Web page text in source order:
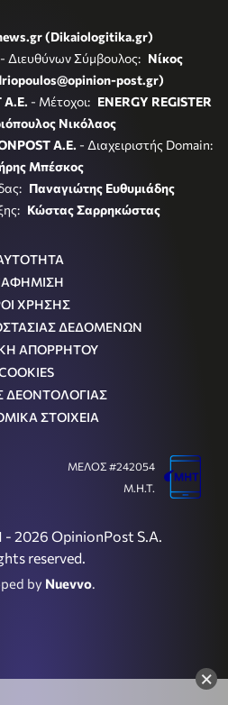
×
(Dikaiologitika.gr)
Διευθύνων Σύμβουλος: Νίκος
post.gr)
A.E. - Μέτοχοι: ENERGY REGISTER
Νικόλαος
A.E. - Διαχειριστής Domain:
Μπέσκος
Παναγιώτης Ευθυμιάδης
Κώστας Σαρρηκώστας
ΧΡΗΣΗΣ
ΔΕΔΟΜΕΝΩΝ
ΑΠΟΡΡΗΤΟΥ
ΔΕΟΝΤΟΛΟΓΙΑΣ
ΣΤΟΙΧΕΙΑ
2026 OpinionPost S.A.
reserved.
by Nuevvo.
ΜΕΛΟΣ #242054
Μ.Η.Τ.